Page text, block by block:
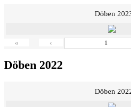
Döben
« ‹
Döben 2022
Döben